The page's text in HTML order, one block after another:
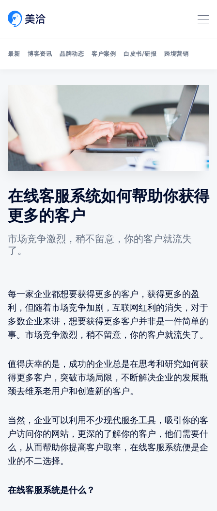
Search 美洽博客
最新 博客资讯 品牌动态 客户案例 白皮书/研报 跨境营销
在线客服系统如何帮助你获得
更多的客户
市场竞争激烈，稍不留意，你的客户就流失
了。
每一家企业都想要获得更多的客户，获得更多的盈
利，但随着市场竞争加剧，互联网红利的消失，对于
多数企业来讲，想要获得更多客户并非是一件简单的
事。市场竞争激烈，稍不留意，你的客户就流失了。
值得庆幸的是，成功的企业总是在思考和研究如何获
得更多客户，突破市场局限，不断解决企业的发展瓶
颈去维系老用户和创造新的客户。
当然，企业可以利用不少现代服务工具 ，吸引你的客
户访问你的网站，更深的了解你的客户，他们需要什
么，从而帮助你提高客户取率，在线客服系统便是企
业的不二选择。
在线客服系统是什么？